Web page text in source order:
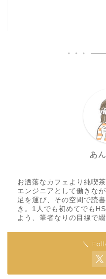
あ
お洒落なカフェより純喫
エンジニアとして働きな
足を運び、その空間で読
き。1人でも初めてでも
よう、筆者なりの目線で綴
＼